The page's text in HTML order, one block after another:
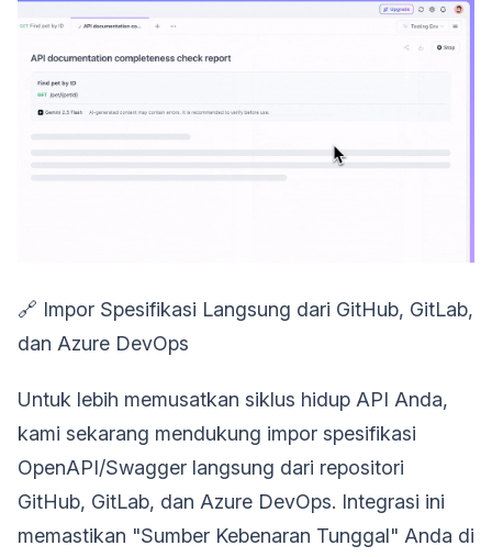
🔗 Impor Spesifikasi Langsung dari GitHub, GitLab,
dan Azure DevOps
Untuk lebih memusatkan siklus hidup API Anda,
kami sekarang mendukung impor spesifikasi
OpenAPI/Swagger langsung dari repositori
GitHub, GitLab, dan Azure DevOps. Integrasi ini
memastikan "Sumber Kebenaran Tunggal" Anda di